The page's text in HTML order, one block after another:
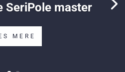
SeriPole master
MERE